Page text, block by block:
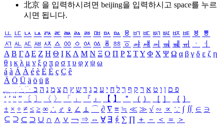
北京 을 입력하시려면 beijing을 입력하시고 space를 누르
시면 됩니다.
ㅥ ㅦ ㅧ ㅨ ㅩ ㅪ ㅫ ㅬ ㅭ ㅮ ㅯ ㅰ ㅱ ㅲ ㅳ ㅴ ㅵ ㅶ ㅷ ㅸ
ㅹ
ㅺ ㅻ ㅼ ㅽ ㅾ ㅿ ㆀ ㆁ ㆂ ㆃ ㆄ ㆅ ㆆ ㆇ ㆈ ㆉ ㆊ ㆋ ㆌ ㆍ
ㆎ
Α Β ΓΔ Ε Ζ Η Θ Ι ΚΛ Μ Ν Ξ Ο Π Ρ Σ ΤΥ Φ Χ Ψ Ω α β γ δ ε ζ η
θ ι κ λ μ ν ξ ο π ρ σ τ υ φ χ ψ ω
á à Á À é è É È ç Ç ê
Ä Ö Ü ä ö ü ß
ִֶֹ ֻּ ׁׂ פ ם ן ו ט א ר ק ף ך ל ח י ע כ ג ד ש ץ ת צ מ נ ה ב
‘ ’ “ ” 〔 〕 〈 〉 「 」 『 』 【 】 ＂ （ ） ［ ］ ｛ ｝
± × ÷ ≠ ≤ ≥ ∞ ∴ ♂ ♀ ∠ ⊥ ⌒ ∂ ∇ ≡ ≒ ≪ ≫ √ ∽ ∝ ∵ ∫ ∬ ∈ ∋
⊆ ⊇ ⊂ ⊃ ∪ ∩ ∧ ∨ ￢ ⇒ ⇔ ∀ ∃ ∮ ∑ ∏ ＋ － ＜ ＝
＞